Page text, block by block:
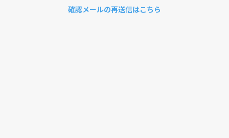
確認メールの再送信はこちら